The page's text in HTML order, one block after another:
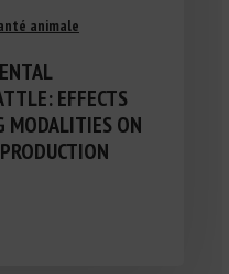
animale
EFFECTS
MODALITIES ON